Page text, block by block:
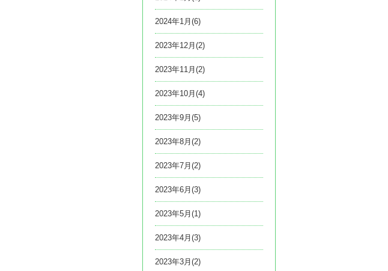
2024年1月(6)
2023年12月(2)
2023年11月(2)
2023年10月(4)
2023年9月(5)
2023年8月(2)
2023年7月(2)
2023年6月(3)
2023年5月(1)
2023年4月(3)
2023年3月(2)